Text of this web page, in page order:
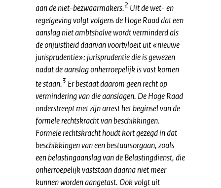
aan de niet-bezwaarmakers.2 Uit de wet- en
regelgeving volgt volgens de Hoge Raad dat een
aanslag niet ambtshalve wordt verminderd als
de onjuistheid daarvan voortvloeit uit «nieuwe
jurisprudentie»: jurisprudentie die is gewezen
nadat de aanslag onherroepelijk is vast komen
te staan.3 Er bestaat daarom geen recht op
vermindering van die aanslagen. De Hoge Raad
onderstreept met zijn arrest het beginsel van de
formele rechtskracht van beschikkingen.
Formele rechtskracht houdt kort gezegd in dat
beschikkingen van een bestuursorgaan, zoals
een belastingaanslag van de Belastingdienst, die
onherroepelijk vaststaan daarna niet meer
kunnen worden aangetast. Ook volgt uit